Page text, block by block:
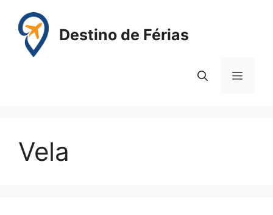
para
conteúdo
Destino de Férias
Menu
Vela